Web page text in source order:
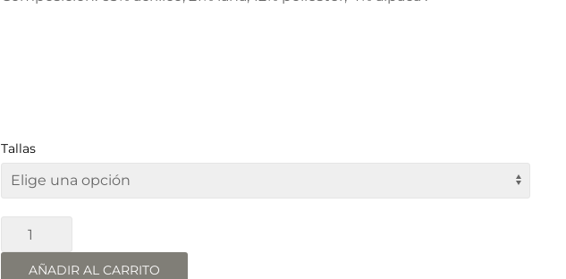
Tallas
CHALECO
YULIYA
cantidad
AÑADIR AL CARRITO